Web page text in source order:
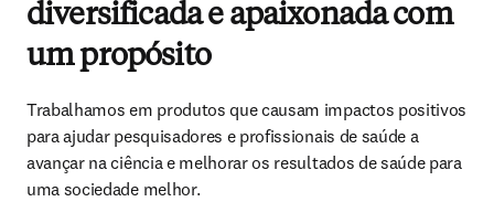
diversificada e apaixonada com
um propósito
Trabalhamos em produtos que causam impactos positivos
para ajudar pesquisadores e profissionais de saúde a
avançar na ciência e melhorar os resultados de saúde para
uma sociedade melhor.